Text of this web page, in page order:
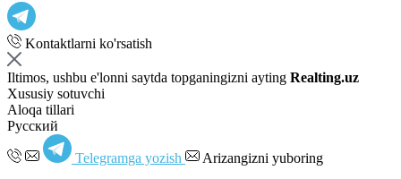
Kontaktlarni ko'rsatish
Iltimos, ushbu e'lonni saytda topganingizni ayting Realting.uz
Xususiy sotuvchi
Aloqa tillari
Русский
Telegramga yozish Arizangizni yuboring